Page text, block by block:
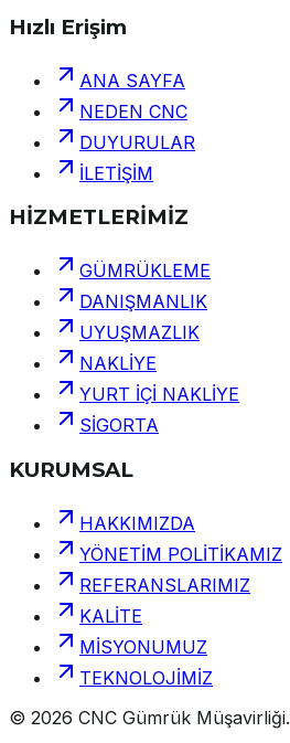
Hızlı Erişim
ANA SAYFA
NEDEN CNC
DUYURULAR
İLETİŞİM
HİZMETLERİMİZ
GÜMRÜKLEME
DANIŞMANLIK
UYUŞMAZLIK
NAKLİYE
YURT İÇİ NAKLİYE
SİGORTA
KURUMSAL
HAKKIMIZDA
YÖNETİM POLİTİKAMIZ
REFERANSLARIMIZ
KALİTE
MİSYONUMUZ
TEKNOLOJİMİZ
© 2026 CNC Gümrük Müşavirliği.